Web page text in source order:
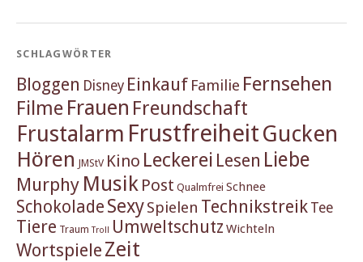
SCHLAGWÖRTER
Bloggen Disney Einkauf Familie Fernsehen
Filme Frauen Freundschaft
Frustalarm FrustfreiheitGucken
Hören JMStV Kino Leckerei Lesen Liebe
Murphy Musik Post Qualmfrei Schnee
Schokolade SexySpielen Technikstreik Tee
Tiere Traum Troll Umweltschutz Wichteln
Wortspiele Zeit